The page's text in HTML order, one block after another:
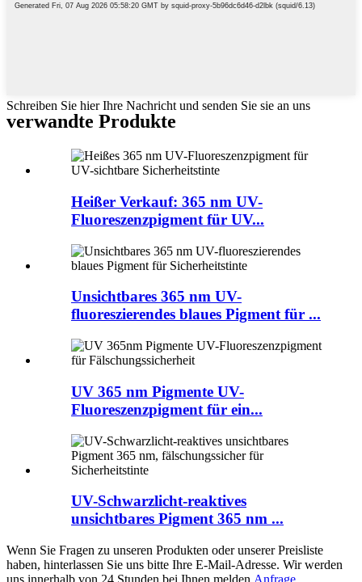
Schreiben Sie hier Ihre Nachricht und senden Sie sie an uns
verwandte Produkte
Heißer Verkauf: 365 nm UV-
Fluoreszenzpigment für UV...
Unsichtbares 365 nm UV-
fluoreszierendes blaues Pigment für ...
UV 365 nm Pigmente UV-
Fluoreszenzpigment für ein...
UV-Schwarzlicht-reaktives
unsichtbares Pigment 365 nm ...
Wenn Sie Fragen zu unseren Produkten oder unserer Preisliste
haben, hinterlassen Sie uns bitte Ihre E-Mail-Adresse. Wir werden
uns innerhalb von 24 Stunden bei Ihnen melden. Anfrage